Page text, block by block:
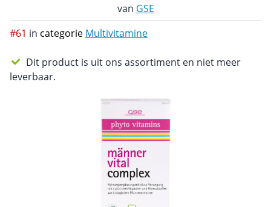
van GSE
#61 in categorie Multivitamine
Dit product is uit ons assortiment en niet meer
leverbaar.